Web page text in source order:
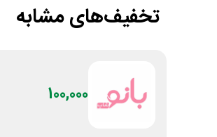
تخفیف‌های مشابه
100,000